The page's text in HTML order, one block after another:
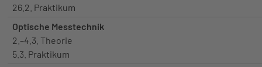
26.2. Praktikum
Optische Messtechnik
2.–4.3. Theorie
5.3. Praktikum